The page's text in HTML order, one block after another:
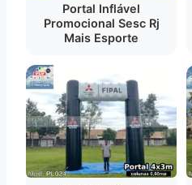
Portal Inflável
Promocional Sesc Rj
Mais Esporte